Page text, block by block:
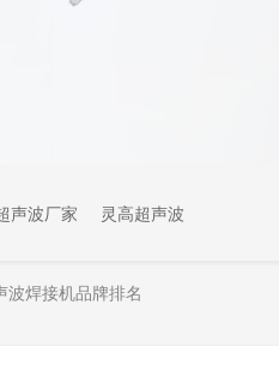
声波厂家 灵高超声波
波焊接机品牌排名